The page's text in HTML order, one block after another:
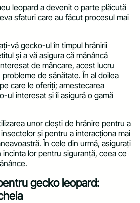
leopard a devenit o parte plăcută
sfaturi care au făcut procesul mai
vă gecko-ul în timpul hrănirii
și a vă asigura că mănâncă
de mâncare, acest lucru
de sănătate. În al doilea
care le oferiți; amestecarea
ul interesat și îi asigură o gamă
unor clești de hrănire pentru a
și pentru a interacționa mai
În cele din urmă, asigurați
lor pentru siguranță, ceea ce
gecko leopard: